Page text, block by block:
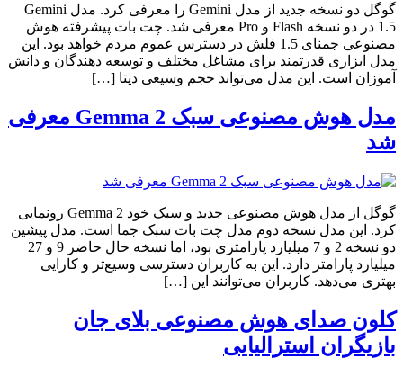
گوگل دو نسخه جدید از مدل Gemini را معرفی کرد. مدل Gemini
1.5 در دو نسخه Flash و Pro معرفی شد. چت بات پیشرفته هوش
مصنوعی جمنای 1.5 فلش در دسترس عموم مردم خواهد بود. این
مدل ابزاری قدرتمند برای مشاغل مختلف و توسعه دهندگان و دانش
آموزان است. این مدل می‌تواند حجم وسیعی دیتا […]
مدل هوش مصنوعی سبک Gemma 2 معرفی
شد
گوگل از مدل هوش مصنوعی جدید و سبک خود Gemma 2 رونمایی
کرد. این مدل نسخه دوم مدل چت بات سبک جما است. مدل پیشین
دو نسخه 2 و 7 میلیارد پارامتری بود، اما نسخه حال حاضر 9 و 27
میلیارد پارامتر دارد. این به کاربران دسترسی وسیع‌تر و کارایی
بهتری می‌دهد. کاربران می‌توانند این […]
کلون صدای هوش مصنوعی بلای جان
بازیگران استرالیایی